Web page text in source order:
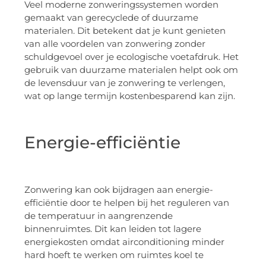
Veel moderne zonweringssystemen worden
gemaakt van gerecyclede of duurzame
materialen. Dit betekent dat je kunt genieten
van alle voordelen van zonwering zonder
schuldgevoel over je ecologische voetafdruk. Het
gebruik van duurzame materialen helpt ook om
de levensduur van je zonwering te verlengen,
wat op lange termijn kostenbesparend kan zijn.
Energie-efficiëntie
Zonwering kan ook bijdragen aan energie-
efficiëntie door te helpen bij het reguleren van
de temperatuur in aangrenzende
binnenruimtes. Dit kan leiden tot lagere
energiekosten omdat airconditioning minder
hard hoeft te werken om ruimtes koel te